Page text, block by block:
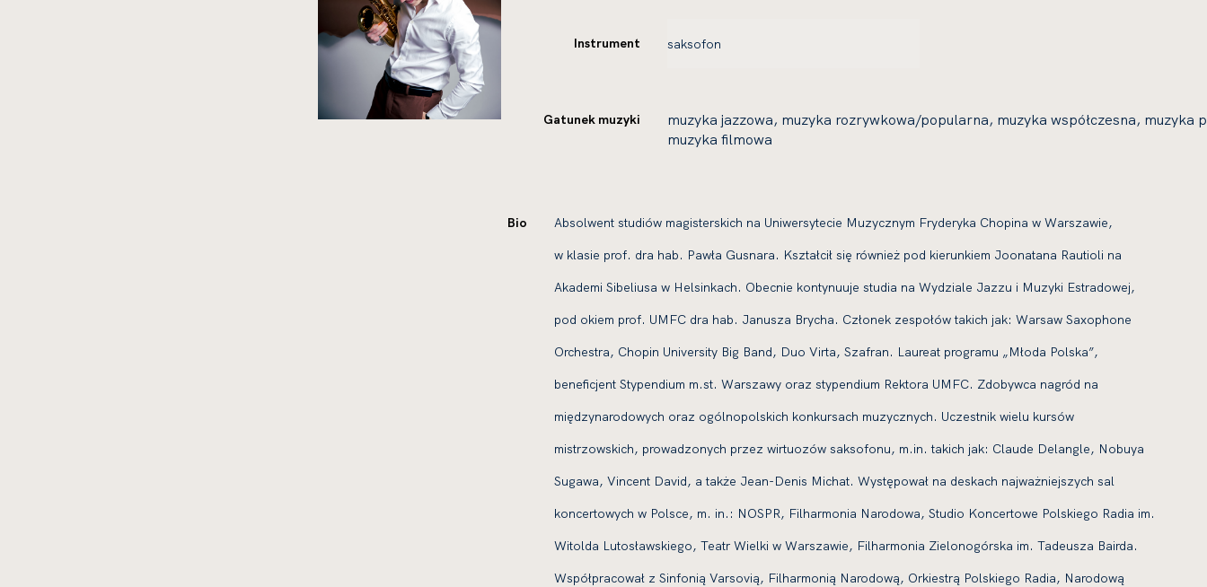
Instrument
Gatunek muzyki
muzyka jazzowa, muzyka rozrywkowa/popularna, muzyka współczesna, muzyka
muzyka filmowa
Bio
Absolwent studiów magisterskich na Uniwersytecie Muzycznym Fryderyka Chopina w Warszawie,
w klasie prof. dra hab. Pawła Gusnara. Kształcił się również pod kierunkiem Joonatana Rautioli na
Akademi Sibeliusa w Helsinkach. Obecnie kontynuuje studia na Wydziale Jazzu i Muzyki Estradowej,
pod okiem prof. UMFC dra hab. Janusza Brycha. Członek zespołów takich jak: Warsaw Saxophone
Orchestra, Chopin University Big Band, Duo Virta, Szafran. Laureat programu „Młoda Polska”,
beneficjent Stypendium m.st. Warszawy oraz stypendium Rektora UMFC. Zdobywca nagród na
międzynarodowych oraz ogólnopolskich konkursach muzycznych. Uczestnik wielu kursów
mistrzowskich, prowadzonych przez wirtuozów saksofonu, m.in. takich jak: Claude Delangle, Nobuya
Sugawa, Vincent David, a także Jean-Denis Michat. Występował na deskach najważniejszych sal
koncertowych w Polsce, m. in.: NOSPR, Filharmonia Narodowa, Studio Koncertowe Polskiego Radia im.
Witolda Lutosławskiego, Teatr Wielki w Warszawie, Filharmonia Zielonogórska im. Tadeusza Bairda.
Współpracował z Sinfonią Varsovią, Filharmonią Narodową, Orkiestrą Polskiego Radia, Narodową